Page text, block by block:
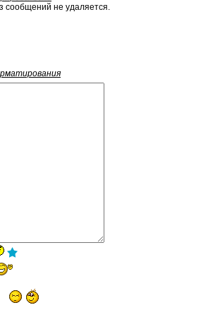
сообщений не удаляется.